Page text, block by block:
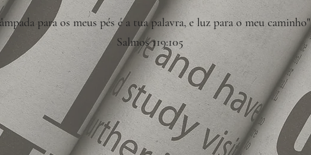
para os meus pés é a tua palavra, e luz para o meu caminho"
Salmos 119:105